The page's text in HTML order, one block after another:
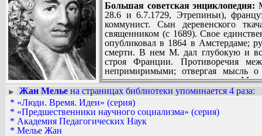
Большая советская энциклопедия:
28.6 и 6.7.1729, Этрепиньи),
коммунист. Сын деревенского
священником (с 1689). Свое
опубликовал в 1864 в Амстердаме;
смерти. В нем М. дал глубокую и
строя Франции. Противоречия
непримиримыми; отвергая мысль о
призывал народ к революции. М.
общества: все люди одной
которой существует общее владение
братья; общины заключают
взаимопомощи. Тиранические
народа нет ясного сознания
Вадим Ершов...
...
► Жан Мелье на страницах библиотеки упоминается 4 раза:
* «Люди. Время. Идеи» (серия)
* «Предшественники научного социализма» (серия)
* Академия Педагогических Наук
* Мелье Жан